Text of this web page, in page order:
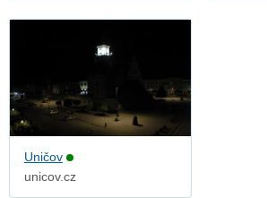
Uničov
unicov.cz